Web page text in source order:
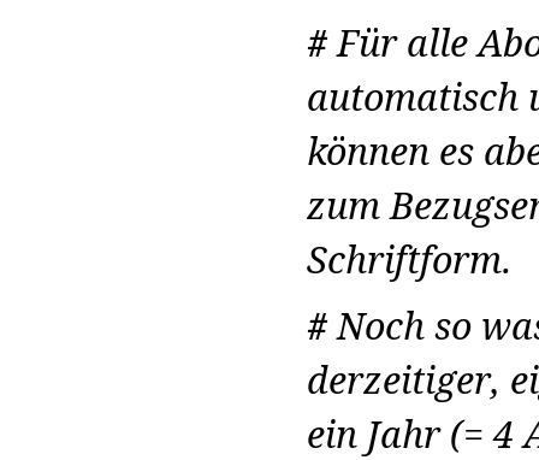
#Für alle
automatisch
können es
zum
Schriftform.
#Noch so
derzeitiger,
ein Jahr (= 4